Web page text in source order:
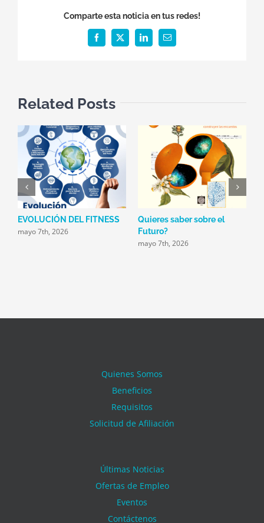
Comparte esta noticia en tus redes!
Facebook
X LinkedInEmail
Related Posts
EVOLUCIÓN DEL FITNESS
mayo 7th, 2026
Quieres saber sobre el
Futuro?
mayo 7th, 2026
Quienes Somos
Beneficios
Requisitos
Solicitud de Afiliación
Últimas Noticias
Ofertas de Empleo
Eventos
Contáctenos